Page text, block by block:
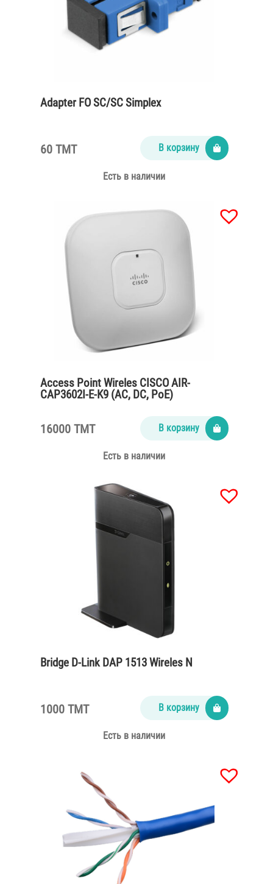
Adapter FO SC/SC Simplex
60 TMT В корзину
Есть в наличии
Access Point Wireles CISCO AIR-
CAP3602I-E-K9 (AC, DC, PoE)
16000 TMT В корзину
Есть в наличии
Bridge D-Link DAP 1513 Wireles N
1000 TMT В корзину
Есть в наличии